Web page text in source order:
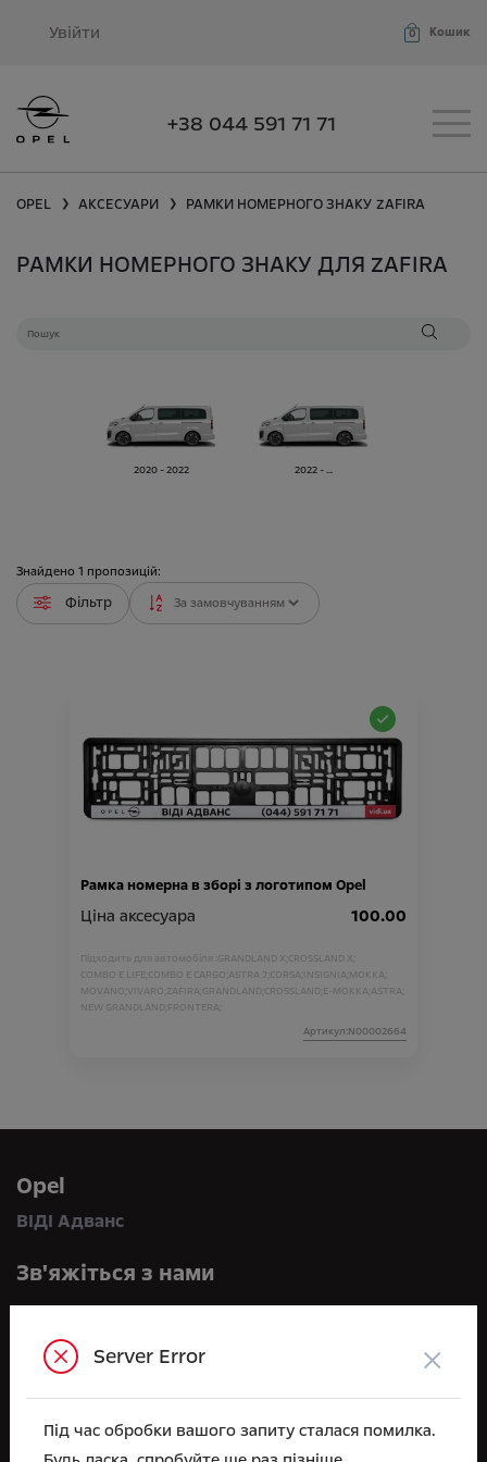
Увійти 0 Кошик
+38 044 591 71 71
OPEL ❯ АКСЕСУАРИ ❯ РАМКИ НОМЕРНОГО ЗНАКУ ZAFIRA
РАМКИ НОМЕРНОГО ЗНАКУ ДЛЯ ZAFIRA
2020 - 2022 2022 - ...
Знайдено 1 пропозицій:
Фільтр
Рамка номерна в зборі з логотипом Opel
Ціна аксесуара 100.00
Підходить для автомобіля : GRANDLAND X; CROSSLAND X;
COMBO E LIFE; COMBO E CARGO; ASTRA J; CORSA; INSIGNIA; MOKKA;
MOVANO; VIVARO; ZAFIRA; GRANDLAND; CROSSLAND; E-MOKKA; ASTRA;
NEW GRANDLAND; FRONTERA;
Артикул:N00002664
Opel
ВІДІ Адванс
Зв'яжіться з нами
+38 044 591 71 71
вул. Велика Кільцева, 60А, с. Софіївська Борщагівка
Server Error ×
Під час обробки вашого запиту сталася помилка.